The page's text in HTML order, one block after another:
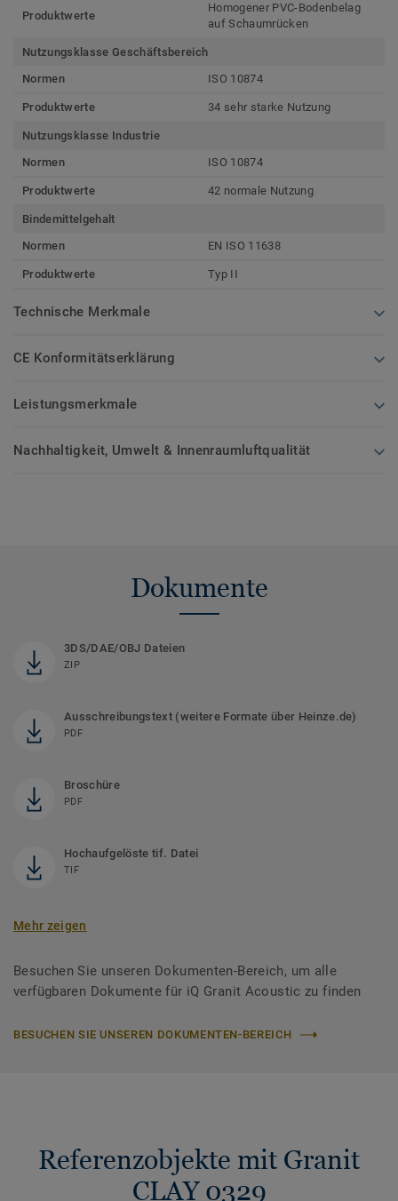
Produktwerte
Homogener PVC-Bodenbelag
auf Schaumrücken
Nutzungsklasse Geschäftsbereich
Normen
ISO 10874
Produktwerte 34 sehr starke Nutzung
Nutzungsklasse Industrie
Normen
ISO 10874
Produktwerte 42 normale Nutzung
Bindemittelgehalt
Normen
EN ISO 11638
Produktwerte Typ II
Technische Merkmale
CE Konformitätserklärung
Leistungsmerkmale
Nachhaltigkeit, Umwelt & Innenraumluftqualität
Dokumente
3DS/DAE/OBJ Dateien
ZIP
Ausschreibungstext (weitere Formate über Heinze.de)
PDF
Broschüre
PDF
Hochaufgelöste tif. Datei
TIF
Mehr zeigen
Besuchen Sie unseren Dokumenten-Bereich, um alle
verfügbaren Dokumente für iQ Granit Acoustic zu finden
BESUCHEN SIE UNSEREN DOKUMENTEN-BEREICH
Referenzobjekte mit Granit
CLAY 0329